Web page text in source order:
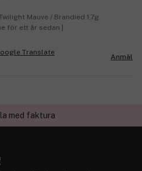
Mauve / Brandied 1,7g
för ett år sedan |
Anmäl
med faktura